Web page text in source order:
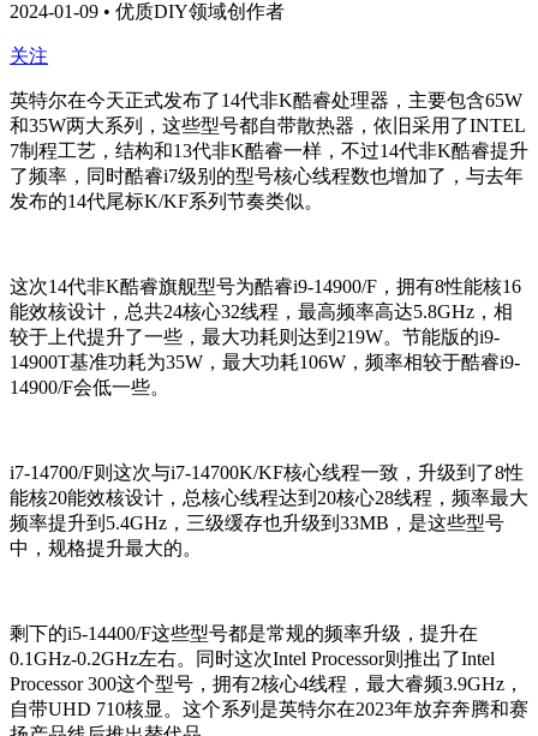
2024-01-09 • 优质DIY领域创作者
关注
英特尔在今天正式发布了14代非K酷睿处理器，主要包含65W
和35W两大系列，这些型号都自带散热器，依旧采用了INTEL
7制程工艺，结构和13代非K酷睿一样，不过14代非K酷睿提升
了频率，同时酷睿i7级别的型号核心线程数也增加了，与去年
发布的14代尾标K/KF系列节奏类似。
这次14代非K酷睿旗舰型号为酷睿i9-14900/F，拥有8性能核16
能效核设计，总共24核心32线程，最高频率高达5.8GHz，相
较于上代提升了一些，最大功耗则达到219W。节能版的i9-
14900T基准功耗为35W，最大功耗106W，频率相较于酷睿i9-
14900/F会低一些。
i7-14700/F则这次与i7-14700K/KF核心线程一致，升级到了8性
能核20能效核设计，总核心线程达到20核心28线程，频率最大
频率提升到5.4GHz，三级缓存也升级到33MB，是这些型号
中，规格提升最大的。
剩下的i5-14400/F这些型号都是常规的频率升级，提升在
0.1GHz-0.2GHz左右。同时这次Intel Processor则推出了Intel
Processor 300这个型号，拥有2核心4线程，最大睿频3.9GHz，
自带UHD 710核显。这个系列是英特尔在2023年放弃奔腾和赛